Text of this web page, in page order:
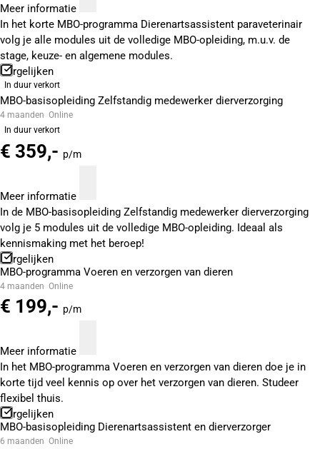
Meer informatie
In het korte MBO-programma Dierenartsassistent paraveterinair
volg je alle modules uit de volledige MBO-opleiding, m.u.v. de
stage, keuze- en algemene modules.
Vergelijken
In duur verkort
MBO-basisopleiding Zelfstandig medewerker dierverzorging
4 maanden Online
In duur verkort
€ 359,- p/m
Meer informatie
In de MBO-basisopleiding Zelfstandig medewerker dierverzorging
volg je 5 modules uit de volledige MBO-opleiding. Ideaal als
kennismaking met het beroep!
Vergelijken
MBO-programma Voeren en verzorgen van dieren
4 maanden Online
€ 199,- p/m
Meer informatie
In het MBO-programma Voeren en verzorgen van dieren doe je in
korte tijd veel kennis op over het verzorgen van dieren. Studeer
flexibel thuis.
Vergelijken
MBO-basisopleiding Dierenartsassistent en dierverzorger
6 maanden Online